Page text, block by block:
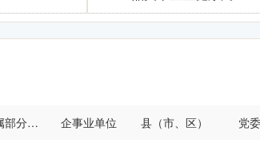
中省直属部分行政事业单位 企事业单位 县（市、区） 党